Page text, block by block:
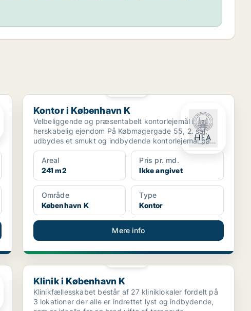
Kontor i København K
Kontor i København K
Velbeliggende og præsentabelt kontorlejemål i
herskabelig ejendom På Købmagergade 55, 2. sal,
udbydes et smukt og indbydende kontorlejemål på
241 m² i en k...
Areal
241 m2
Pris pr. md.
Ikke angivet
Område
København K
Type
Kontor
Mere info
Klinik i København K
Klinik i København K
Klinikfællesskabet består af 27 kliniklokaler fordelt på
3 lokationer der alle er indrettet lyst og indbydende,